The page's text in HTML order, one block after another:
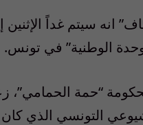
انه سيتم غداً
الوطنية” في تونس.
“حمة الحمامي”،
التونسي الذي